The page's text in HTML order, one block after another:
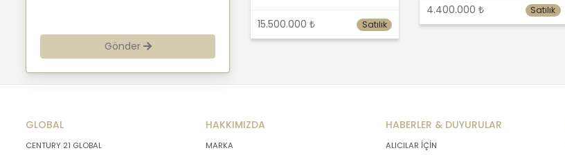
müşterilerimiz, şirket
hissedarlarımız,
ziyaretçilerimiz ve
üçüncü kişiler başta
işlenen kişilerin
bilgilendirilerek
Gönder
15.500.000 ₺ Satılık
4.400.000 ₺ Satılık
GLOBAL
CENTURY 21 GLOBAL
HAKKIMIZDA
MARKA
HABERLER & DUYURULAR
ALICILAR İÇİN